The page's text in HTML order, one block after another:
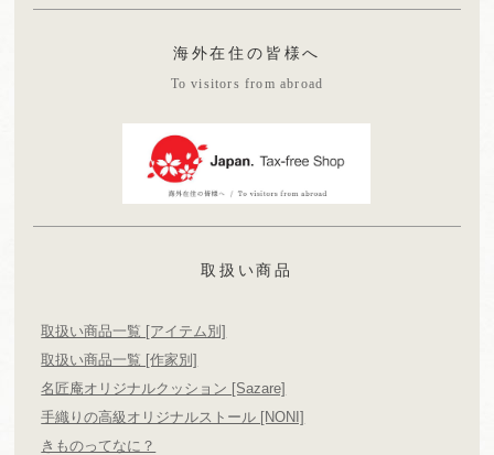
海外在住の皆様へ
To visitors from abroad
取扱い商品
取扱い商品一覧 [アイテム別]
取扱い商品一覧 [作家別]
名匠庵オリジナルクッション [Sazare]
手織りの高級オリジナルストール [NONI]
きものってなに？